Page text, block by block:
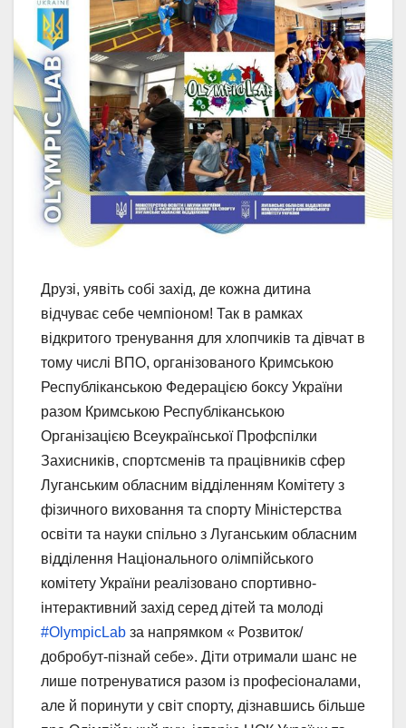
Друзі, уявіть собі захід, де кожна дитина
відчуває себе чемпіоном! Так в рамках
відкритого тренування для хлопчиків та дівчат в
тому числі ВПО, організованого Кримською
Республіканською Федерацією боксу України
разом Кримською Республіканською
Організацією Всеукраїнської Профспілки
Захисників, спортсменів та працівників сфер
Луганським обласним відділенням Комітету з
фізичного виховання та спорту Міністерства
освіти та науки спільно з Луганським обласним
відділення Національного олімпійського
комітету України реалізовано спортивно-
інтерактивний захід серед дітей та молоді
#OlympicLab за напрямком « Розвиток/
добробут-пізнай себе». Діти отримали шанс не
лише потренуватися разом із професіоналами,
але й поринути у світ спорту, дізнавшись більше